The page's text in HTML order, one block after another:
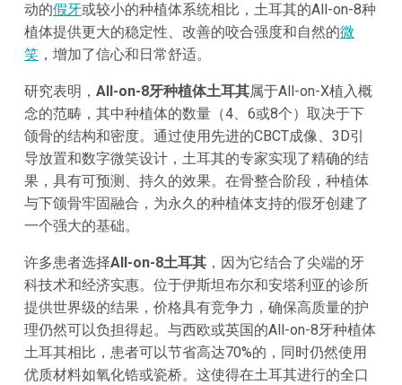
动的假牙或较小的种植体系统相比，土耳其的All-on-8种
植体提供更大的稳定性、改善的咬合强度和自然的微
笑，增加了信心和日常舒适。
研究表明， All-on-8牙种植体土耳其属于All-on-X植入概
念的范畴，其中种植体的数量（4、6或8个）取决于下
颌骨的结构和密度。通过使用先进的CBCT成像、3D引
导放置和数字微笑设计，土耳其的专家实现了精确的结
果，具有可预测、持久的效果。在骨整合阶段，种植体
与下颌骨牢固融合，为永久的种植体支持的假牙创建了
一个强大的基础。
许多患者选择All-on-8土耳其，因为它结合了尖端的牙
科技术和经济实惠。位于伊斯坦布尔和安塔利亚的诊所
提供世界级的结果，价格具有竞争力，确保高质量的护
理仍然可以负担得起。与西欧或英国的All-on-8牙种植体
土耳其相比，患者可以节省高达70%的，同时仍然使用
优质材料如氧化锆或瓷桥。这使得在土耳其进行的全口